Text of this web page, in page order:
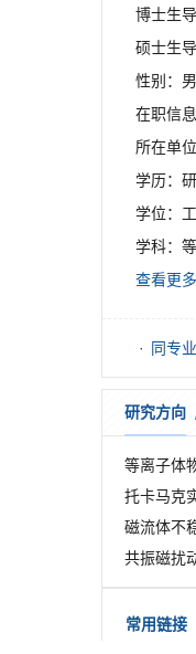
博士生
硕士生
性别：男
在职信
所在单
学历：
学位：
学科：
查看更
同专
研究方向
等离子体
托卡马克
磁流体不
共振磁扰
常用链接